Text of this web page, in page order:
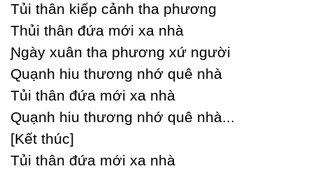
Tủi thân kiếp cảnh tha phương
Thủi thân đứa mới xa nhà
Ɲgàу xuân tha phương xứ người
Quạnh hiu thương nhớ quê nhà
Tủi thân đứa mới xa nhà
Quạnh hiu thương nhớ quê nhà...
[Kết thúc]
Tủi thân đứa mới xa nhà